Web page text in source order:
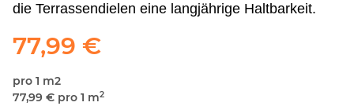
die Terrassendielen eine langjährige Haltbarkeit.
77,99 €
pro 1 m2
77,99 € pro 1 m2